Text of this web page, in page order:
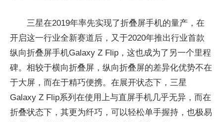
三星在2019年率先实现了折叠屏手机的量产，在
开启这一行业全新赛道后，又于2020年推出行业首款
纵向折叠屏手机Galaxy Z Flip，这也成为了另一个里程
碑。相较于横向折叠屏，纵向折叠屏的差异化优势不在
于大屏，而在于精巧便携。在展开状态下，三星
Galaxy Z Flip系列在使用上与直屏手机几乎无异，而在
折叠状态下，其更为纤巧，可以轻松单手握持，也极易